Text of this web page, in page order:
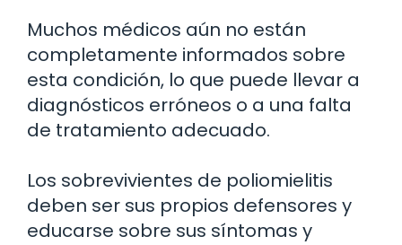
Muchos médicos aún no están
completamente informados sobre
esta condición, lo que puede llevar a
diagnósticos erróneos o a una falta
de tratamiento adecuado.
Los sobrevivientes de poliomielitis
deben ser sus propios defensores y
educarse sobre sus síntomas y